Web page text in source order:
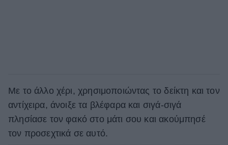
Με το άλλο χέρι, χρησιμοποιώντας το δείκτη και τον
αντίχειρα, άνοιξε τα βλέφαρα και σιγά-σιγά
πλησίασε τον φακό στο μάτι σου και ακούμπησέ
τον προσεχτικά σε αυτό.